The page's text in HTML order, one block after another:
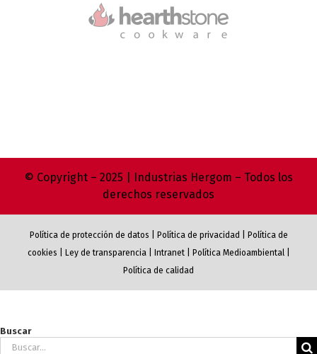
© Copyright – 2025 | Industrias Hergom – Todos los
derechos reservados
Política de protección de datos Política de privacidad
Política de
cookies
Ley de transparencia| Intranet| Política Medioambiental|
Política de calidad
Buscar
Buscar: